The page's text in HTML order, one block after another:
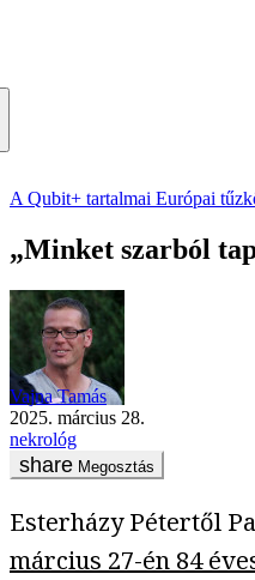
A Qubit+ tartalmai Európai
„Minket szarból
Vajna Tamás
2025. március 28.
nekrológ
Megosztás
Esterházy Pétertől
március 27-én 84